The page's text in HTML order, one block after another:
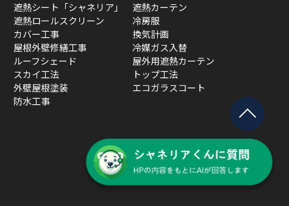
遮熱シート「シャネリア」
遮熱ロールスクリーン
カバー工事
屋根外壁修繕工事
ルーフシェード
スカイ工法
外壁屋根塗装
防水工事
遮熱カーテン
冷房服
換気計画
冷媒ガス入替
屋外用遮熱カーテン
トップ工法
エコガラスコート